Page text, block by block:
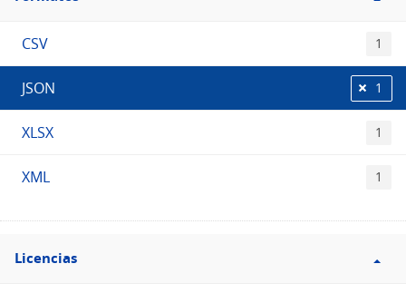
Formatos
CSV 1
JSON 1
XLSX 1
XML 1
Filtro
Licencias
Licencias